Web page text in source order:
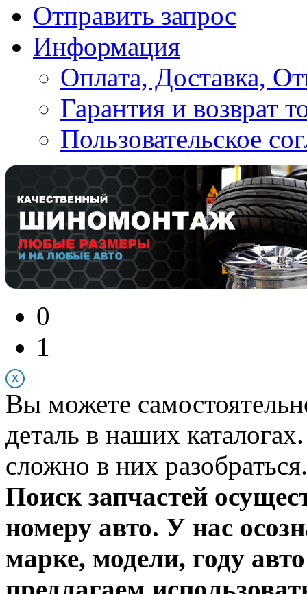
Отправить запрос
Информация
Оплата, Доставка,
Гарантия и возврат
Пользовательское
0
1
Вы можете
деталь в наших
сложно в них разобраться.
Поиск запчастей
номеру авто. У нас
марке, модели, году